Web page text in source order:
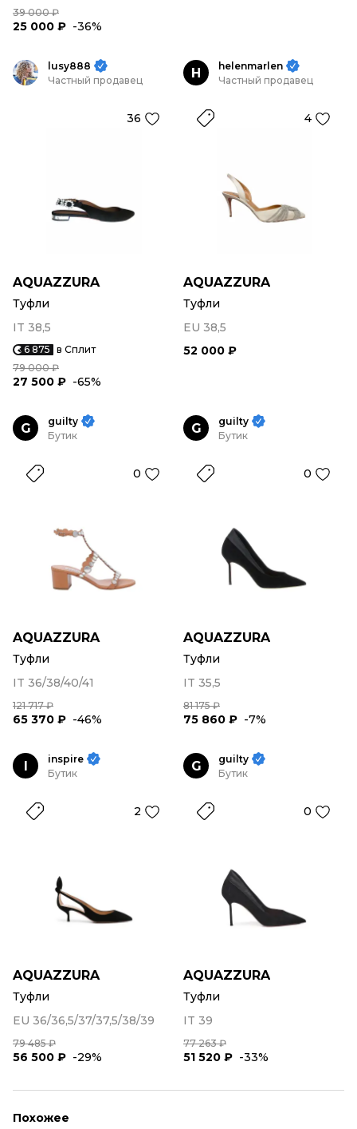
39 000 ₽
25 000 ₽ -36%
lusy888
Частный продавец
36
AQUAZZURA
Туфли
IT 38,5
6 875 в Сплит
79 000 ₽
27 500 ₽ -65%
H
helenmarlen
Частный продавец
4
AQUAZZURA
Туфли
EU 38,5
52 000 ₽
G
guilty
Бутик
0
AQUAZZURA
Туфли
IT 36/38/40/41
121 717 ₽
65 370 ₽ -46%
G
guilty
Бутик
0
AQUAZZURA
Туфли
IT 35,5
81 175 ₽
75 860 ₽ -7%
I
inspire
Бутик
2
AQUAZZURA
Туфли
EU 36/36,5/37/37,5/38/39
79 485 ₽
56 500 ₽ -29%
G
guilty
Бутик
0
AQUAZZURA
Туфли
IT 39
77 263 ₽
51 520 ₽ -33%
Похожее